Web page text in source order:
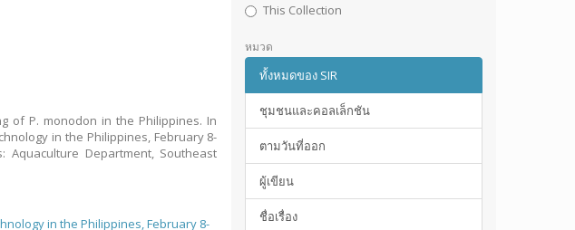
of P. monodon in the Philippines. In
in the Philippines, February 8-
Aquaculture Department, Southeast
in the Philippines, February 8-
This Collection
หมวด
ทั้งหมดของ SIR
ชุมชนและคอลเล็กชัน
ตามวันที่ออก
ผู้เขียน
ชื่อเรื่อง